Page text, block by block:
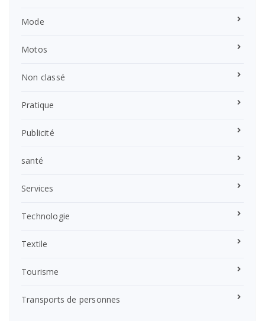
Mode
Motos
Non classé
Pratique
Publicité
santé
Services
Technologie
Textile
Tourisme
Transports de personnes